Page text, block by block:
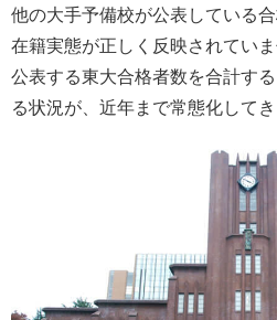
他の大手予備校が公表している
在籍実態が正しく反映されてい
公表する東大合格者数を合計す
る状況が、近年まで常態化してき